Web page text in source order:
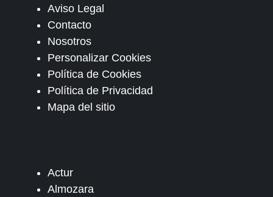
Aviso Legal
Contacto
Nosotros
Personalizar Cookies
Política de Cookies
Política de Privacidad
Mapa del sitio
Actur
Almozara